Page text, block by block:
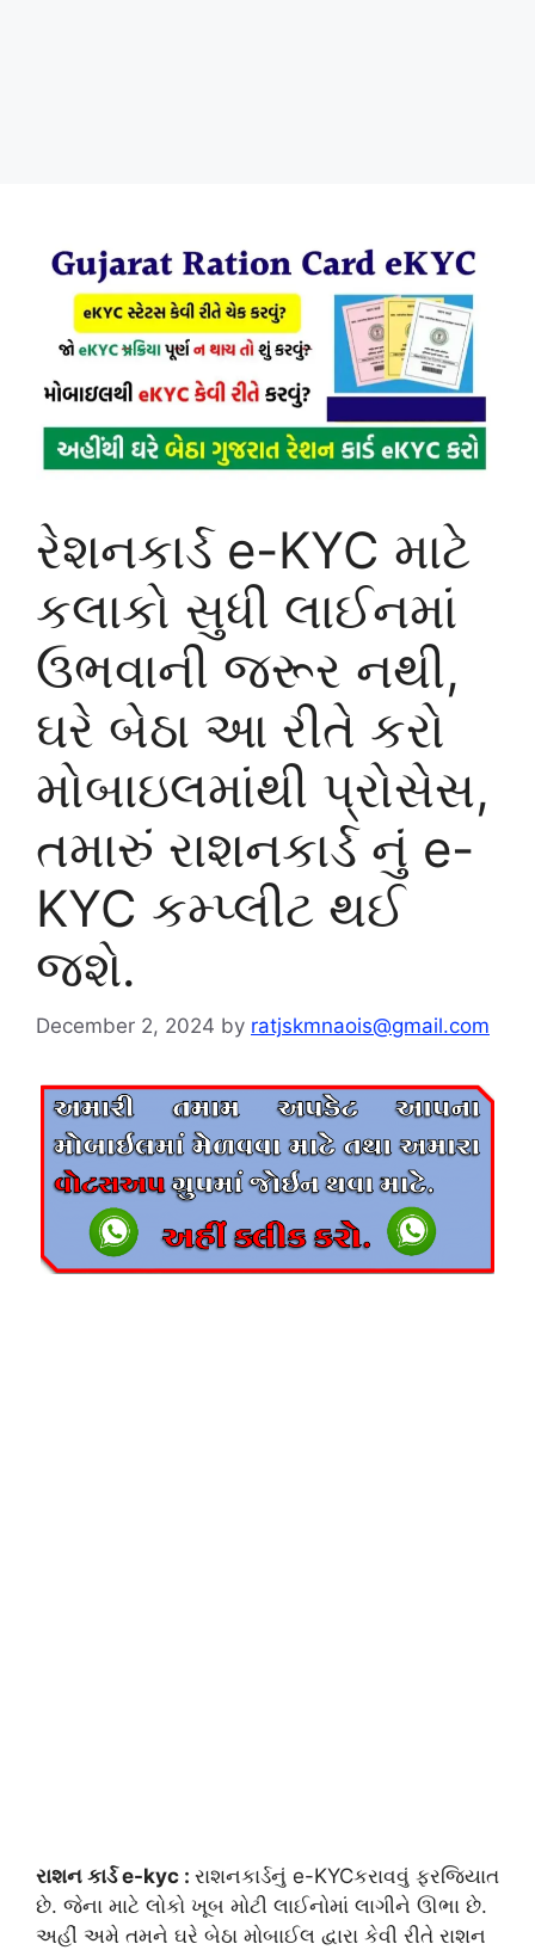
રેશનકાર્ડ e-KYC માટે
કલાકો સુધી લાઈનમાં
ઉભવાની જરૂર નથી,
ઘરે બેઠા આ રીતે કરો
મોબાઇલમાંથી પ્રોસેસ,
તમારું રાશનકાર્ડ નું e-
KYC કમ્પ્લીટ થઈ
જશે.
December 2, 2024 by ratjskmnaois@gmail.com
રાશન કાર્ડ e-kyc : રાશનકાર્ડનું e-KYCકરાવવું ફરજિયાત
છે. જેના માટે લોકો ખૂબ મોટી લાઈનોમાં લાગીને ઊભા છે.
અહીં અમે તમને ઘરે બેઠા મોબાઈલ દ્વારા કેવી રીતે રાશન